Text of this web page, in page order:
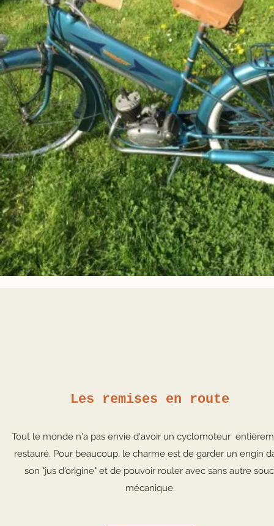
Les remises en route
Tout le monde n'a pas envie d'avoir un cyclomoteur
restauré. Pour beaucoup, le charme est de garder un engin
son "jus d'origine" et de pouvoir rouler avec sans autre
mécanique.